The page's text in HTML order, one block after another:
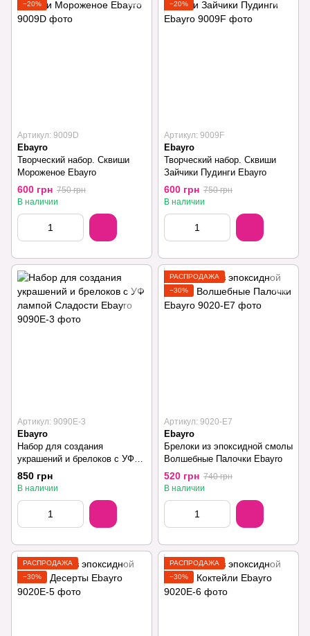
−20%
Артикул: 9009D
Ebayro
Творческий набор. Сквиши
Мороженое Ebayro
600 грн 750 грн
В наличии
−20%
Артикул: 9009F
Ebayro
Творческий набор. Сквиши
Зайчики Пудинги Ebayro
600 грн 750 грн
В наличии
Артикул: 9090Е-3
Ebayro
Набор для создания
украшений и брелоков с УФ
лампой Сладости Ebayro
850 грн
В наличии
РАСПРОДАЖА
−30%
Артикул: 9020-Е7
Ebayro
Брелоки из эпоксидной смолы
Волшебные Палочки Ebayro
520 грн 740 грн
В наличии
РАСПРОДАЖА
−30%
РАСПРОДАЖА
−30%